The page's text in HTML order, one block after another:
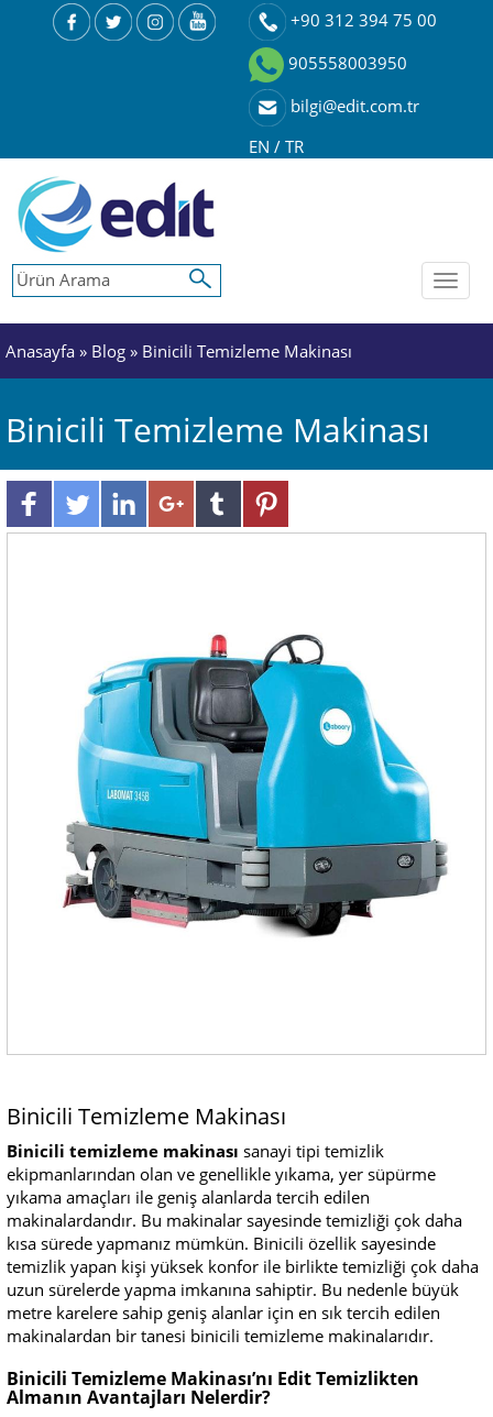
+90 312 394 75 00
905558003950
bilgi@edit.com.tr
EN / TR
Toggle
Anasayfa » Blog » Binicili Temizleme Makinası
Binicili Temizleme Makinası
Binicili Temizleme Makinası
Binicili temizleme makinası sanayi tipi temizlik
ekipmanlarından olan ve genellikle yıkama, yer süpürme
yıkama amaçları ile geniş alanlarda tercih edilen
makinalardandır. Bu makinalar sayesinde temizliği çok daha
kısa sürede yapmanız mümkün. Binicili özellik sayesinde
temizlik yapan kişi yüksek konfor ile birlikte temizliği çok daha
uzun sürelerde yapma imkanına sahiptir. Bu nedenle büyük
metre karelere sahip geniş alanlar için en sık tercih edilen
makinalardan bir tanesi binicili temizleme makinalarıdır.
Binicili Temizleme Makinası’nı Edit Temizlikten
Almanın Avantajları Nelerdir?